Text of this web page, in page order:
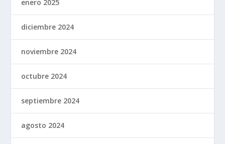
enero 2025
diciembre 2024
noviembre 2024
octubre 2024
septiembre 2024
agosto 2024